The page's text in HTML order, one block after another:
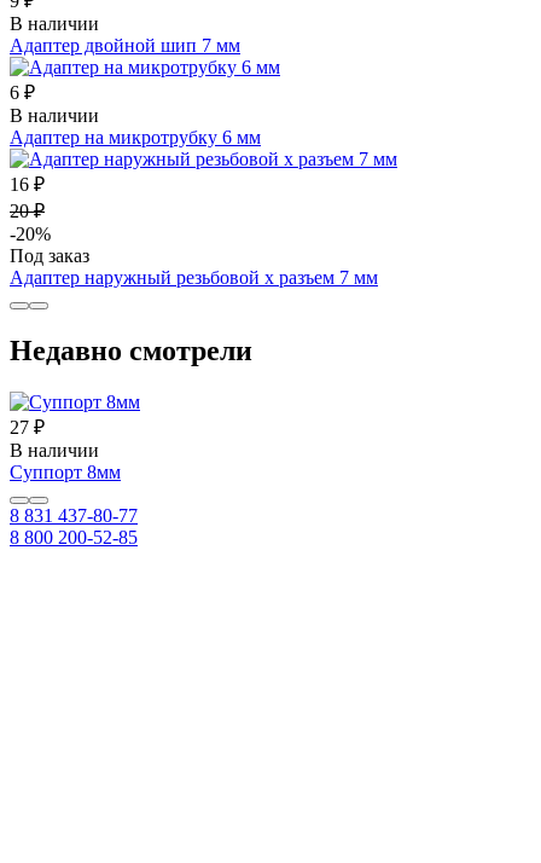
В наличии
Адаптер двойной шип 7 мм
6 ₽
В наличии
Адаптер на микротрубку 6 мм
16 ₽
20 ₽
-20%
Под заказ
Адаптер наружный резьбовой х разъем 7 мм
Недавно смотрели
27 ₽
В наличии
Суппорт 8мм
8 831 437-80-77
8 800 200-52-85